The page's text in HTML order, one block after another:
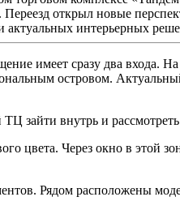
открыл новые
актуальных интерьерных
имеет сразу два входа. На
островом. Актуальный
зайти внутрь и рассмотреть
цвета. Через окно в этой
Рядом расположены